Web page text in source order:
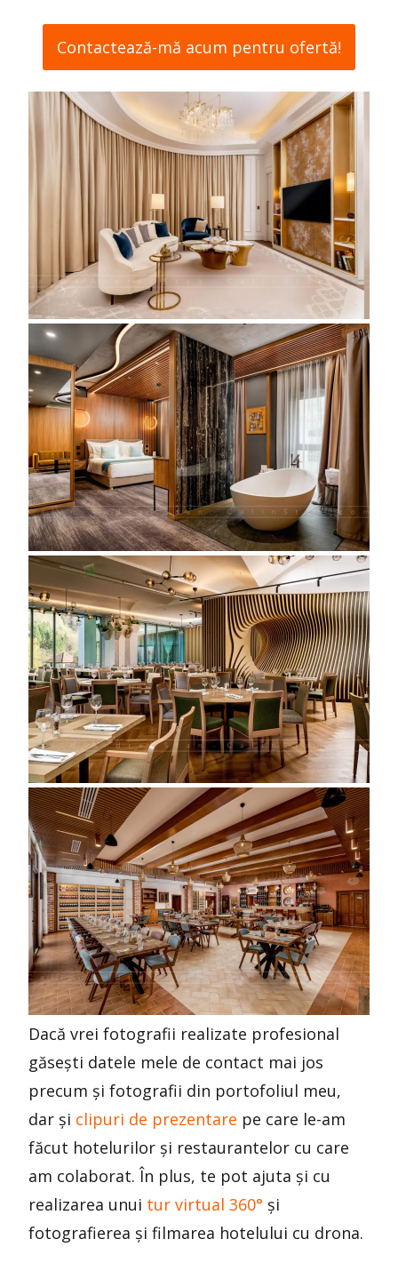
Contactează-mă acum pentru ofertă!
Dacă vrei fotografii realizate profesional
găsești datele mele de contact mai jos
precum și fotografii din portofoliul meu,
dar și clipuri de prezentare pe care le-am
făcut hotelurilor și restaurantelor cu care
am colaborat. În plus, te pot ajuta și cu
realizarea unui tur virtual 360° și
fotografierea și filmarea hotelului cu drona.